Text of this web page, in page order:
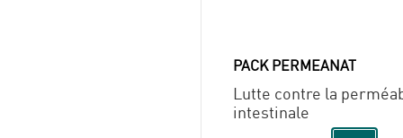
PACK PERMEANAT
Lutte contre la
intestinale